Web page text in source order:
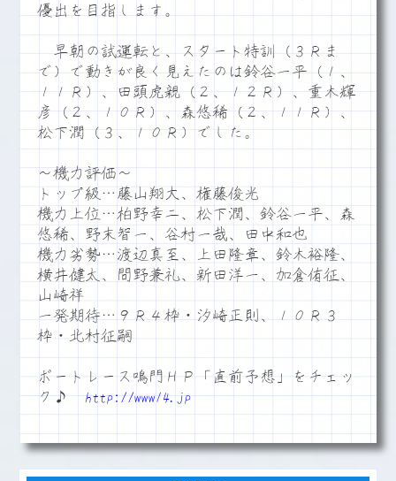
優出を目指します。
早朝の試運転と、スタート特訓（３Ｒま
で）で動きが良く見えたのは鈴谷一平（１、
１１Ｒ）、田頭虎親（２、１２Ｒ）、重木輝
彦（２、１０Ｒ）、森悠稀（２、１１Ｒ）、
松下潤（３、１０Ｒ）でした。
～機力評価～
トップ級…藤山翔大、権藤俊光
機力上位…柏野幸二、松下潤、鈴谷一平、森
悠稀、野末智一、谷村一哉、田中和也
機力劣勢…渡辺真至、上田隆章、鈴木裕隆、
横井健太、間野兼礼、新田洋一、加倉侑征、
山崎祥
一発期待…９Ｒ４枠・汐崎正則、１０Ｒ３
枠・北村征嗣
ボートレース鳴門ＨＰ「直前予想」をチェッ
ク♪http://www14.jp